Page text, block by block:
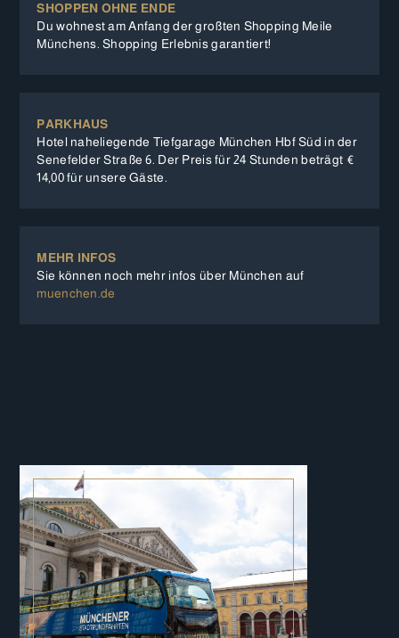
SHOPPEN OHNE ENDE
Du wohnest am Anfang der großten Shopping Meile
Münchens. Shopping Erlebnis garantiert!
PARKHAUS
Hotel naheliegende Tiefgarage München Hbf Süd in der
Senefelder Straße 6. Der Preis für 24 Stunden beträgt €
14,00 für unsere Gäste.
MEHR INFOS
Sie können noch mehr infos über München auf
muenchen.de